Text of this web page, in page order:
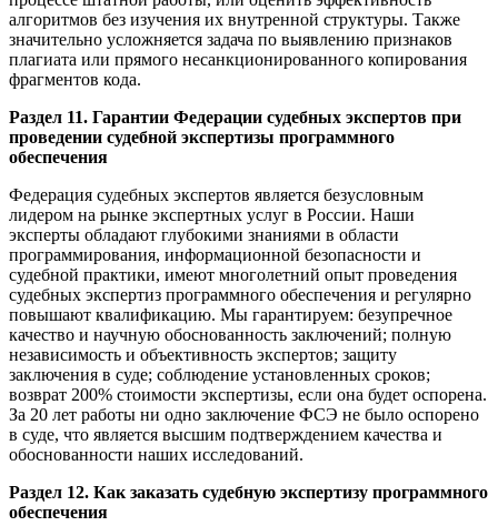
алгоритмов без изучения их внутренной структуры. Также
значительно усложняется задача по выявлению признаков
плагиата или прямого несанкционированного копирования
фрагментов кода.
Раздел 11. Гарантии Федерации судебных экспертов при
проведении судебной экспертизы программного
обеспечения
Федерация судебных экспертов является безусловным
лидером на рынке экспертных услуг в России. Наши
эксперты обладают глубокими знаниями в области
программирования, информационной безопасности и
судебной практики, имеют многолетний опыт проведения
судебных экспертиз программного обеспечения и регулярно
повышают квалификацию. Мы гарантируем: безупречное
качество и научную обоснованность заключений; полную
независимость и объективность экспертов; защиту
заключения в суде; соблюдение установленных сроков;
возврат 200% стоимости экспертизы, если она будет оспорена.
За 20 лет работы ни одно заключение ФСЭ не было оспорено
в суде, что является высшим подтверждением качества и
обоснованности наших исследований.
Раздел 12. Как заказать судебную экспертизу программного
обеспечения